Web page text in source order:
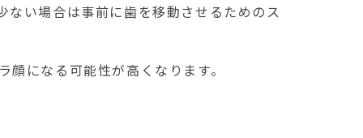
ない場合は事前に歯を移動させるためのス
になる可能性が高くなります。